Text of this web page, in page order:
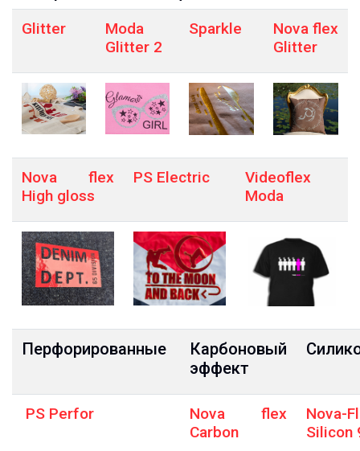
Glitter
Moda
Glitter 2
Sparkle
Nova flex
Glitter
Nova flex
High gloss
PS Electric
Videoflex
Moda
Перфорированные
Карбоновый
эффект
PS Perfor
Nova flex
Carbon
Nova-
Silicon